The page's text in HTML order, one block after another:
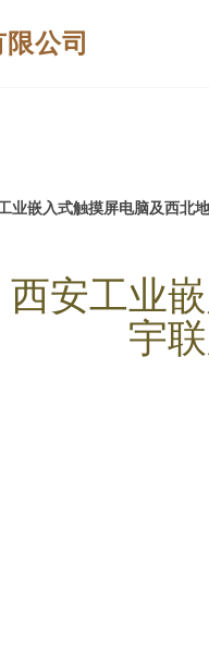
公司
业嵌入式触摸屏电脑及西北
西安工业
宇